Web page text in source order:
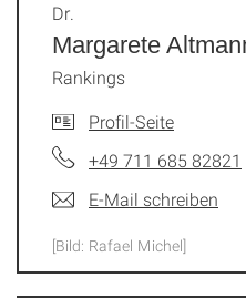
Margarete
Dr.
Rankings
Profil-Seite
+49 711 685 82821
E-Mail schreiben
[Bild: Rafael Michel]